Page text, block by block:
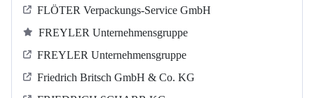
FLÖTER Verpackungs-Service GmbH
FREYLER Unternehmensgruppe
FREYLER Unternehmensgruppe
Friedrich Britsch GmbH & Co. KG